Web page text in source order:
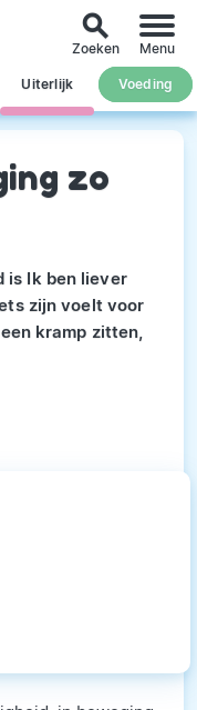
Uiterlijk Voeding
search
Zoeken Menu
zo
is Ik ben liever
zijn voelt voor
kramp zitten,